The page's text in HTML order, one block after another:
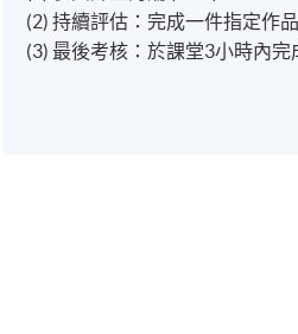
(2) 持續評估：完成一件指定作
(3) 最後考核：於課堂3小時內